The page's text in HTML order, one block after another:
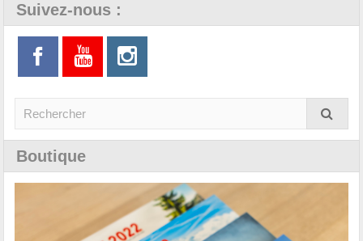
Suivez-nous :
Boutique